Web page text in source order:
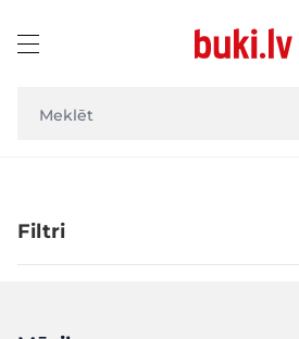
Filtri